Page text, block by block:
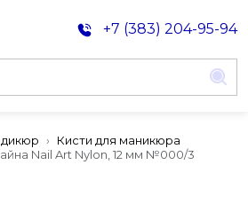
+7 (383) 204-95-94
Кисти для маникюра
Nail Art Nylon, 12 мм №000/3